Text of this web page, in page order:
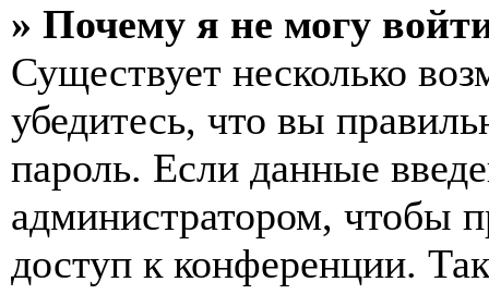
» Почему я не могу
Существует несколько
убедитесь, что вы
пароль. Если данные
администратором, чтобы
доступ к конференции.